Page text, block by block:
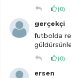
(0)
gerçekçi
futbolda
(0)
ersen